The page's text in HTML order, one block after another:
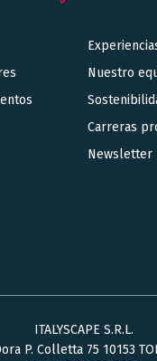
Nuestro
Carreras
Newsletter
ITALYSCAPE S.R.L.
P. Colletta 75 10153